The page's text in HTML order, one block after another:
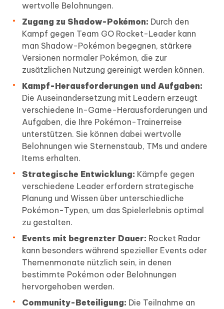
wertvolle Belohnungen.
Zugang zu Shadow-Pokémon: Durch den
Kampf gegen Team GO Rocket-Leader kann
man Shadow-Pokémon begegnen, stärkere
Versionen normaler Pokémon, die zur
zusätzlichen Nutzung gereinigt werden können.
Kampf-Herausforderungen und Aufgaben:
Die Auseinandersetzung mit Leadern erzeugt
verschiedene In-Game-Herausforderungen und
Aufgaben, die Ihre Pokémon-Trainerreise
unterstützen. Sie können dabei wertvolle
Belohnungen wie Sternenstaub, TMs und andere
Items erhalten.
Strategische Entwicklung: Kämpfe gegen
verschiedene Leader erfordern strategische
Planung und Wissen über unterschiedliche
Pokémon-Typen, um das Spielerlebnis optimal
zu gestalten.
Events mit begrenzter Dauer: Rocket Radar
kann besonders während spezieller Events oder
Themenmonate nützlich sein, in denen
bestimmte Pokémon oder Belohnungen
hervorgehoben werden.
Community-Beteiligung: Die Teilnahme an